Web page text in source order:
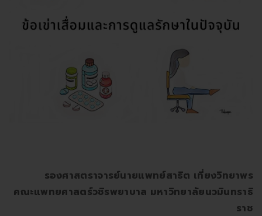
รองศาสตราจารย์นายแพทย์สาธิต เที่ยงวิทยาพร
คณะแพทยศาสตร์วชิรพยาบาล มหาวิทยาลัยนวมินทราธิ
ราช